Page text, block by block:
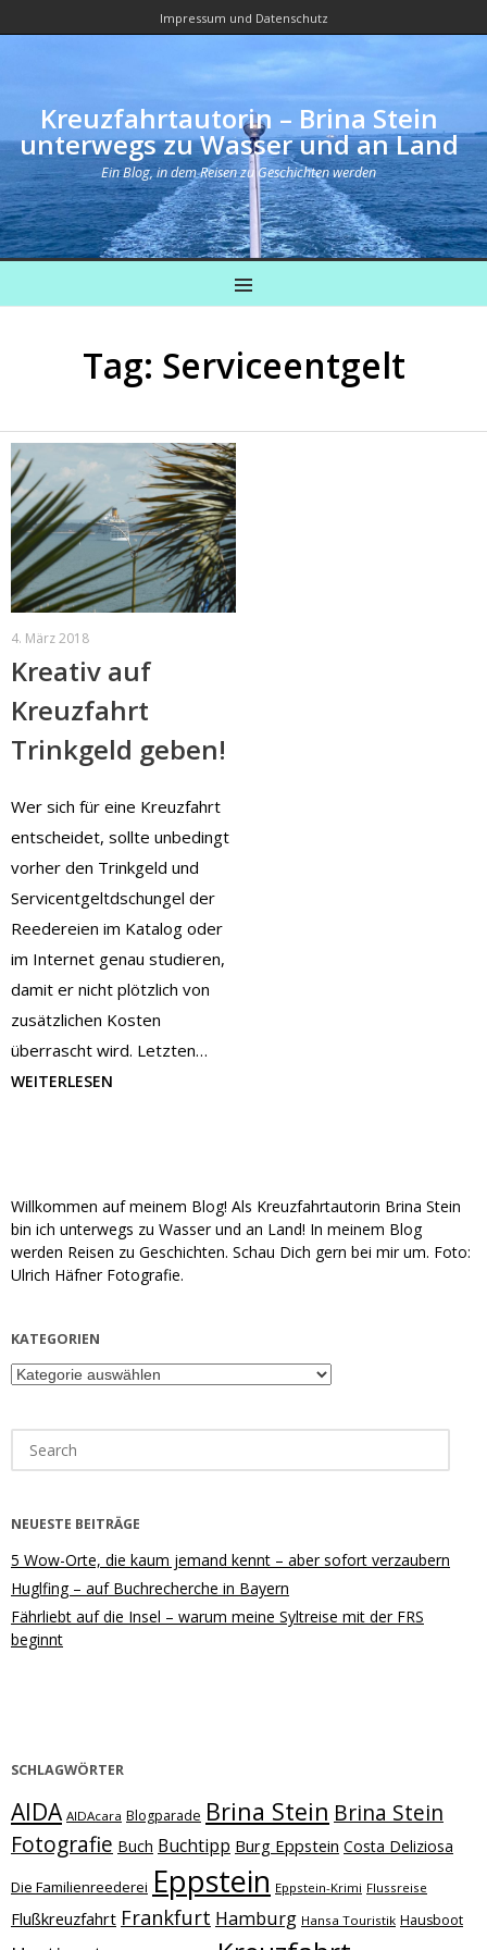
Impressum und Datenschutz
Kreuzfahrtautorin – Brina Stein
unterwegs zu Wasser und an Land
Ein Blog, in dem Reisen zu Geschichten werden
MENU
Tag: Serviceentgelt
4. März 2018
Kreativ auf
Kreuzfahrt
Trinkgeld geben!
Wer sich für eine Kreuzfahrt
entscheidet, sollte unbedingt
vorher den Trinkgeld und
Servicentgeltdschungel der
Reedereien im Katalog oder
im Internet genau studieren,
damit er nicht plötzlich von
zusätzlichen Kosten
überrascht wird. Letzten…
WEITERLESEN
Willkommen auf meinem Blog! Als Kreuzfahrtautorin Brina Stein
bin ich unterwegs zu Wasser und an Land! In meinem Blog
werden Reisen zu Geschichten. Schau Dich gern bei mir um. Foto:
Ulrich Häfner Fotografie.
KATEGORIEN
Kategorien
for:
NEUESTE BEITRÄGE
5 Wow-Orte, die kaum jemand kennt – aber sofort verzaubern
Huglfing – auf Buchrecherche in Bayern
Fährliebt auf die Insel – warum meine Syltreise mit der FRS
beginnt
SCHLAGWÖRTER
AIDA AIDAcara Blogparade Brina Stein Brina Stein
Fotografie Buch Buchtipp Burg Eppstein Costa Deliziosa
Die Familienreederei Eppstein Eppstein-Krimi Flussreise
Flußkreuzfahrt Frankfurt Hamburg Hansa Touristik Hausboot